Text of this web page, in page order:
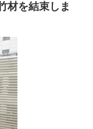
材を結束しま